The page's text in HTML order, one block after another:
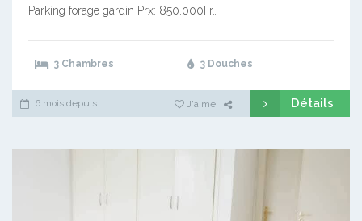
Parking forage gardin Prx: 850.000Fr…
3 Chambres 3 Douches
6 mois depuis J'aime Détails